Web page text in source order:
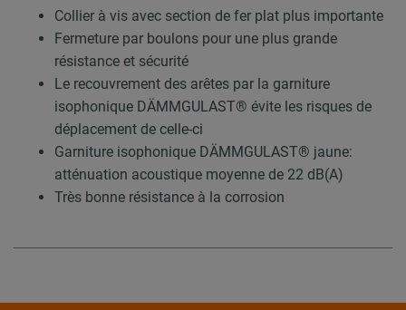
Collier à vis avec section de fer plat plus importante
Fermeture par boulons pour une plus grande
résistance et sécurité
Le recouvrement des arêtes par la garniture
isophonique DÄMMGULAST® évite les risques de
déplacement de celle-ci
Garniture isophonique DÄMMGULAST® jaune:
atténuation acoustique moyenne de 22 dB(A)
Très bonne résistance à la corrosion